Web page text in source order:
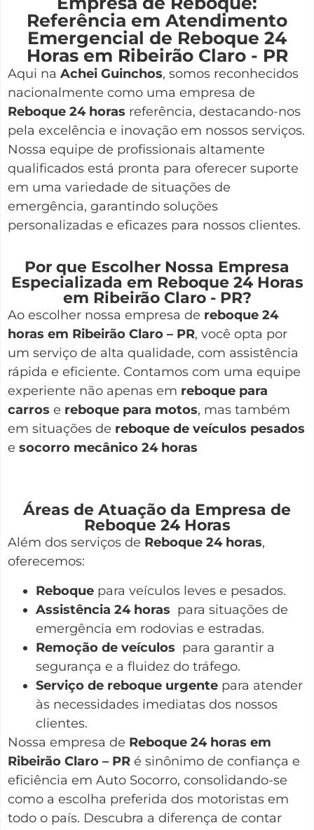
Referência em Atendimento
Emergencial de Reboque 24
Horas em Ribeirão Claro - PR
Aqui na Achei Guinchos, somos reconhecidos
nacionalmente como uma empresa de
Reboque 24 horas referência, destacando-nos
pela excelência e inovação em nossos serviços.
Nossa equipe de profissionais altamente
qualificados está pronta para oferecer suporte
em uma variedade de situações de
emergência, garantindo soluções
personalizadas e eficazes para nossos clientes.
Por que Escolher Nossa Empresa
Especializada em Reboque 24 Horas
em Ribeirão Claro - PR?
Ao escolher nossa empresa de reboque 24
horas em Ribeirão Claro – PR, você opta por
um serviço de alta qualidade, com assistência
rápida e eficiente. Contamos com uma equipe
experiente não apenas em reboque para
carros e reboque para motos, mas também
em situações de reboque de veículos pesados
e socorro mecânico 24 horas
Áreas de Atuação da Empresa de
Reboque 24 Horas
Além dos serviços de Reboque 24 horas,
oferecemos:
Reboque para veículos leves e pesados.
Assistência 24 horas para situações de
emergência em rodovias e estradas.
Remoção de veículos para garantir a
segurança e a fluidez do tráfego.
Serviço de reboque urgente para atender
às necessidades imediatas dos nossos
clientes.
Nossa empresa de Reboque 24 horas em
Ribeirão Claro – PR é sinônimo de confiança e
eficiência em Auto Socorro, consolidando-se
como a escolha preferida dos motoristas em
todo o país. Descubra a diferença de contar